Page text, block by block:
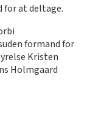
for at deltage.
formand for
Kristen
Holmgaard